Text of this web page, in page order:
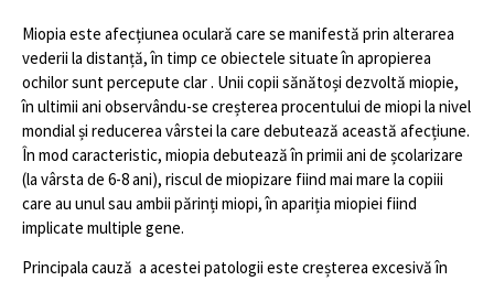
Miopia este afecțiunea oculară care se manifestă prin alterarea
vederii la distanță, în timp ce obiectele situate în apropierea
ochilor sunt percepute clar . Unii copii sănătoși dezvoltă miopie,
în ultimii ani observându-se creșterea procentului de miopi la nivel
mondial și reducerea vârstei la care debutează această afecțiune.
În mod caracteristic, miopia debutează în primii ani de școlarizare
(la vârsta de 6-8 ani), riscul de miopizare fiind mai mare la copiii
care au unul sau ambii părinți miopi, în apariția miopiei fiind
implicate multiple gene.
Principala cauză a acestei patologii este creșterea excesivă în